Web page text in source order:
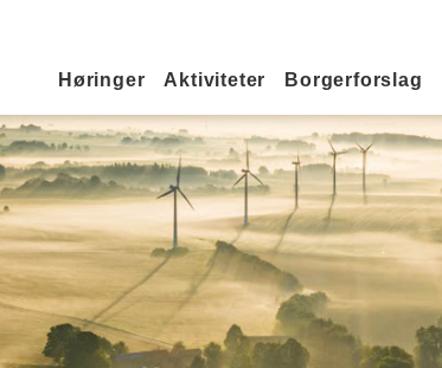
Primær navigation
Høringer Aktiviteter Borgerforslag